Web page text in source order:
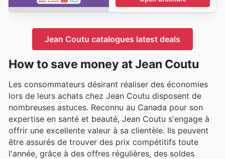
Jean Coutu catalogues latest deals
How to save money at Jean Coutu
Les consommateurs désirant réaliser des économies
lors de leurs achats chez Jean Coutu disposent de
nombreuses astuces. Reconnu au Canada pour son
expertise en santé et beauté, Jean Coutu s'engage à
offrir une excellente valeur à sa clientèle. Ils peuvent
être assurés de trouver des prix compétitifs toute
l'année, grâce à des offres régulières, des soldes